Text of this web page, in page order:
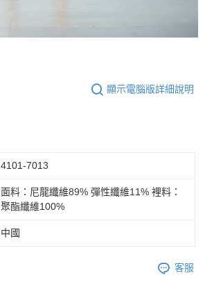
顯示電腦版詳細說明
4101-7013
面料：尼龍纖維89% 彈性纖維11% 裡料：
聚酯纖維100%
中國
客服